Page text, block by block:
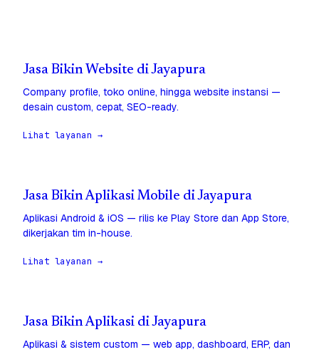
Jasa Bikin Website di Jayapura
Company profile, toko online, hingga website instansi —
desain custom, cepat, SEO-ready.
Lihat layanan →
Jasa Bikin Aplikasi Mobile di Jayapura
Aplikasi Android & iOS — rilis ke Play Store dan App Store,
dikerjakan tim in-house.
Lihat layanan →
Jasa Bikin Aplikasi di Jayapura
Aplikasi & sistem custom — web app, dashboard, ERP, dan